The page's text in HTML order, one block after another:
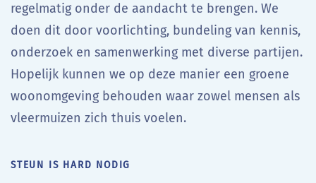
regelmatig onder de aandacht te brengen. We
doen dit door voorlichting, bundeling van kennis,
onderzoek en samenwerking met diverse partijen.
Hopelijk kunnen we op deze manier een groene
woonomgeving behouden waar zowel mensen als
vleermuizen zich thuis voelen.
STEUN IS HARD NODIG